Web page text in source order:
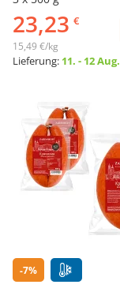
23,23 €
15,49 €/kg
Lieferung: 11. - 12 Aug.
-7%